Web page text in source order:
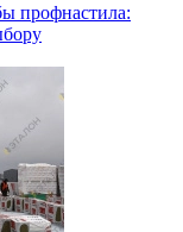
профнастила: